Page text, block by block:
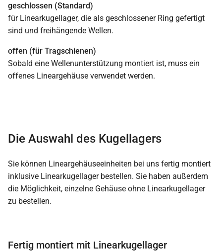
geschlossen (Standard)
für Linearkugellager, die als geschlossener Ring gefertigt
sind und freihängende Wellen.
offen (für Tragschienen)
Sobald eine Wellenunterstützung montiert ist, muss ein
offenes Lineargehäuse verwendet werden.
Die Auswahl des Kugellagers
Sie können Lineargehäuseeinheiten bei uns fertig montiert
inklusive Linearkugellager bestellen. Sie haben außerdem
die Möglichkeit, einzelne Gehäuse ohne Linearkugellager
zu bestellen.
Fertig montiert mit Linearkugellager